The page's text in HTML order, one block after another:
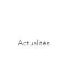
Actualités